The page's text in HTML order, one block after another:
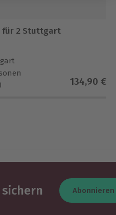
für 2 Stuttgart
134,90 €
Abonnieren